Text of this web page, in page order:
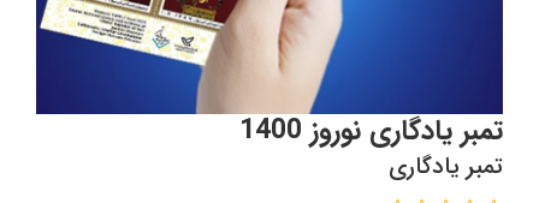
تمبر یادگاری نوروز 1400
تمبر یادگاری